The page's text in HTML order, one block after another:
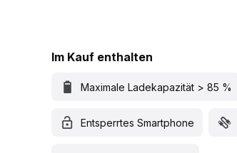
Im Kauf enthalten
Maximale Ladekapazität > 85 %
Entsperrtes Smartphone